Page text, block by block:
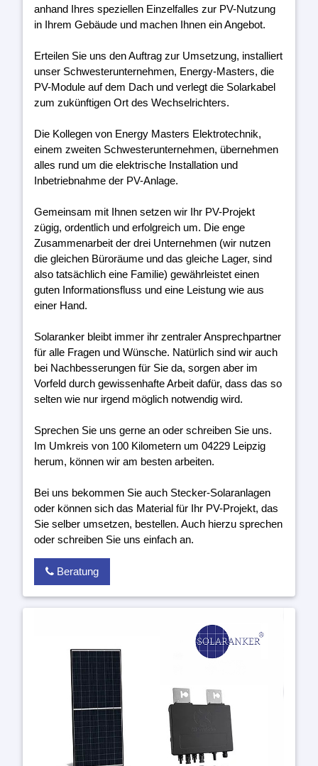
anhand Ihres speziellen Einzelfalles zur PV-Nutzung
in Ihrem Gebäude und machen Ihnen ein Angebot.
Erteilen Sie uns den Auftrag zur Umsetzung, installiert
unser Schwesterunternehmen, Energy-Masters, die
PV-Module auf dem Dach und verlegt die Solarkabel
zum zukünftigen Ort des Wechselrichters.
Die Kollegen von Energy Masters Elektrotechnik,
einem zweiten Schwesterunternehmen, übernehmen
alles rund um die elektrische Installation und
Inbetriebnahme der PV-Anlage.
Gemeinsam mit Ihnen setzen wir Ihr PV-Projekt
zügig, ordentlich und erfolgreich um. Die enge
Zusammenarbeit der drei Unternehmen (wir nutzen
die gleichen Büroräume und das gleiche Lager, sind
also tatsächlich eine Familie) gewährleistet einen
guten Informationsfluss und eine Leistung wie aus
einer Hand.
Solaranker bleibt immer ihr zentraler Ansprechpartner
für alle Fragen und Wünsche. Natürlich sind wir auch
bei Nachbesserungen für Sie da, sorgen aber im
Vorfeld durch gewissenhafte Arbeit dafür, dass das so
selten wie nur irgend möglich notwendig wird.
Sprechen Sie uns gerne an oder schreiben Sie uns.
Im Umkreis von 100 Kilometern um 04229 Leipzig
herum, können wir am besten arbeiten.
Bei uns bekommen Sie auch Stecker-Solaranlagen
oder können sich das Material für Ihr PV-Projekt, das
Sie selber umsetzen, bestellen. Auch hierzu sprechen
oder schreiben Sie uns einfach an.
Beratung